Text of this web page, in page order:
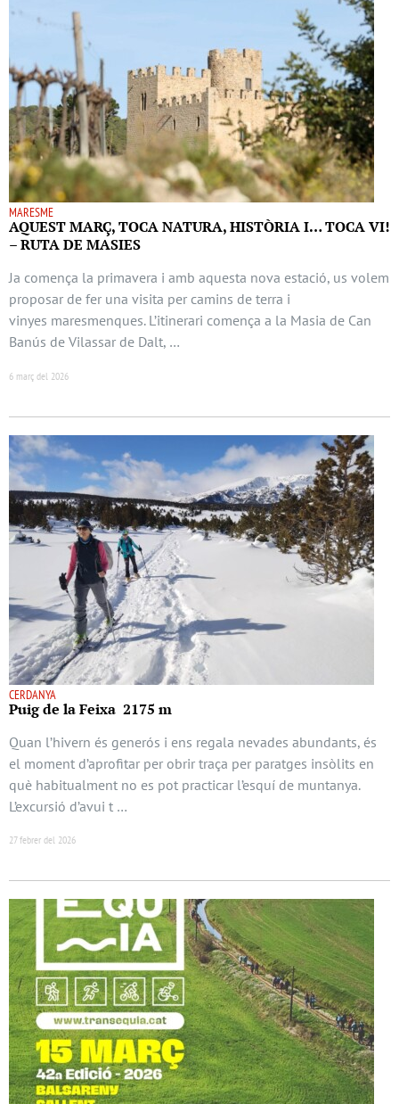
MARESME
AQUEST MARÇ, TOCA NATURA, HISTÒRIA I… TOCA VI!
– RUTA DE MASIES
Ja comença la primavera i amb aquesta nova estació, us volem
proposar de fer una visita per camins de terra i
vinyes maresmenques. L’itinerari comença a la Masia de Can
Banús de Vilassar de Dalt, …
6 març del 2026
CERDANYA
Puig de la Feixa 2175 m
Quan l’hivern és generós i ens regala nevades abundants, és
el moment d’aprofitar per obrir traça per paratges insòlits en
què habitualment no es pot practicar l’esquí de muntanya.
L’excursió d’avui t …
27 febrer del 2026